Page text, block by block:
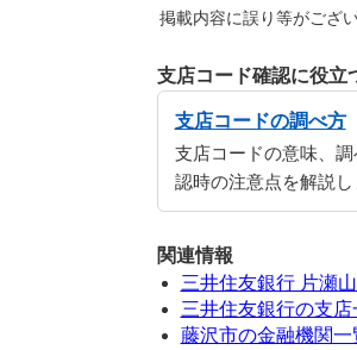
掲載内容に誤り等がござ
支店コード確認に役立
支店コードの調べ方
支店コードの意味、
認時の注意点を解説し
関連情報
三井住友銀行 片瀬
三井住友銀行の支店
藤沢市の金融機関一